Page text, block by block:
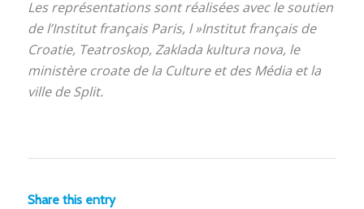
Les représentations sont réalisées avec le soutien
de l’Institut français Paris, l »Institut français de
Croatie, Teatroskop, Zaklada kultura nova, le
ministère croate de la Culture et des Média et la
ville de Split.
Share this entry